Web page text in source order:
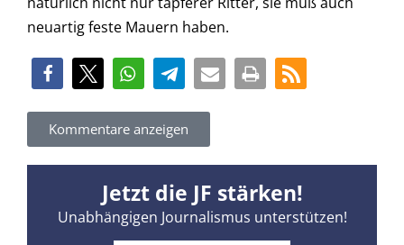
neuartig feste Mauern haben.
Kommentare anzeigen
Jetzt die JF stärken!
Unabhängigen Journalismus unterstützen!